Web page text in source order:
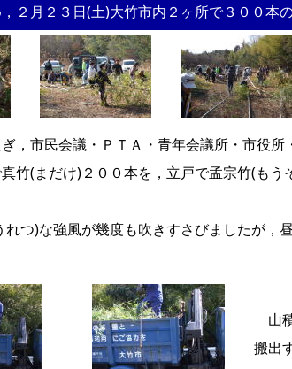
２月２３日(土)大竹市内２ヶ所で３００本
，市民会議・ＰＴＡ・青年会議所・市役
竹(まだけ)２００本を，立戸で孟宗竹(も
つ)な強風が幾度も吹きすさびましたが，
山
搬出